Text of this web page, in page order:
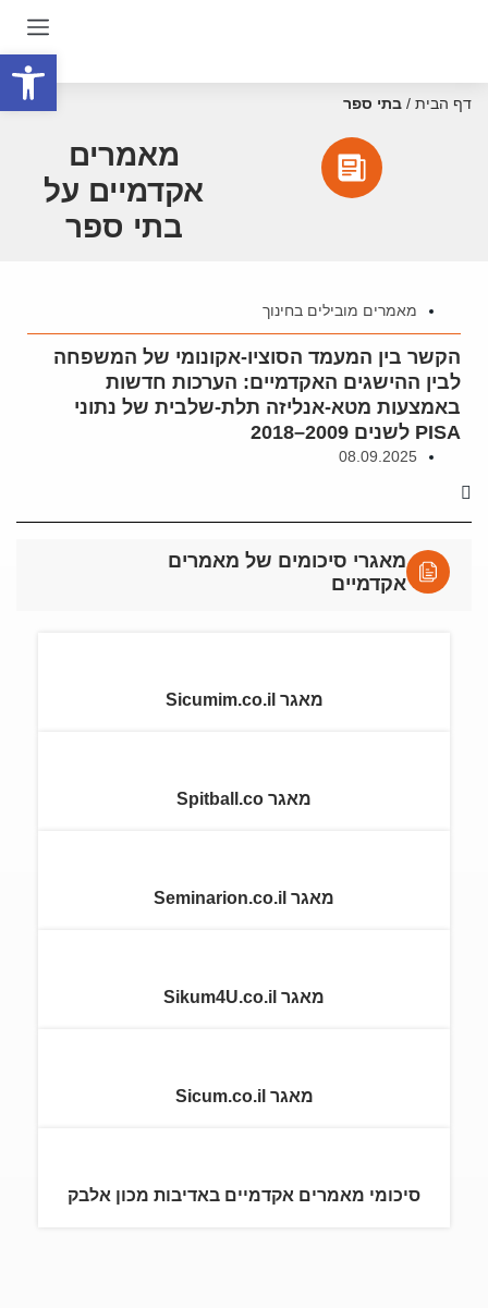
דף הבית / בתי ספר
מאמרים
אקדמיים על
בתי ספר
מאמרים מובילים בחינוך
הקשר בין המעמד הסוציו-אקונומי של המשפחה
לבין ההישגים האקדמיים: הערכות חדשות
באמצעות מטא-אנליזה תלת-שלבית של נתוני
PISA לשנים 2009–2018
08.09.2025
מאגרי סיכומים של מאמרים
אקדמיים
מאגר Sicumim.co.il
מאגר Spitball.co
מאגר Seminarion.co.il
מאגר Sikum4U.co.il
מאגר Sicum.co.il
סיכומי מאמרים אקדמיים באדיבות מכון אלבק
פתח